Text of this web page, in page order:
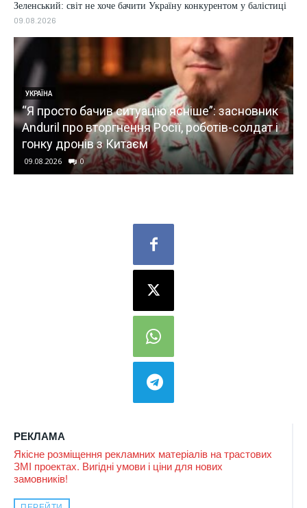
РЕКЛАМА
Якісне розміщення рекламних матеріалів на трастових
ЗМІ проектах. Вигідні умови і ціни для нових
замовників!
Зеленський: світ не хоче бачити Україну конкурентом у балістиці
09.08.2026
засновник
солдат і
Після атаки дрона в Лейпцигу:
визнає наростання “гібридних загроз”,
натякаючи на РФ
09.08.2026 0